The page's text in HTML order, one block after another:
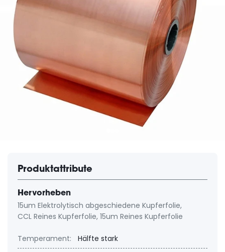
Produktattribute
Hervorheben
15um Elektrolytisch abgeschiedene Kupferfolie,
CCL Reines Kupferfolie, 15um Reines Kupferfolie
Temperament:
Hälfte stark